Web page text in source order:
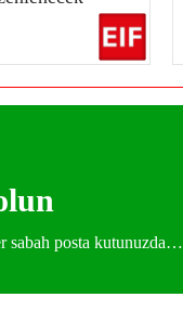
sabah posta kutunuzda…